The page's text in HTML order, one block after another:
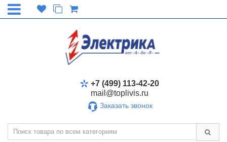
+7 (499) 113-42-20
mail@toplivis.ru
Заказать звонок